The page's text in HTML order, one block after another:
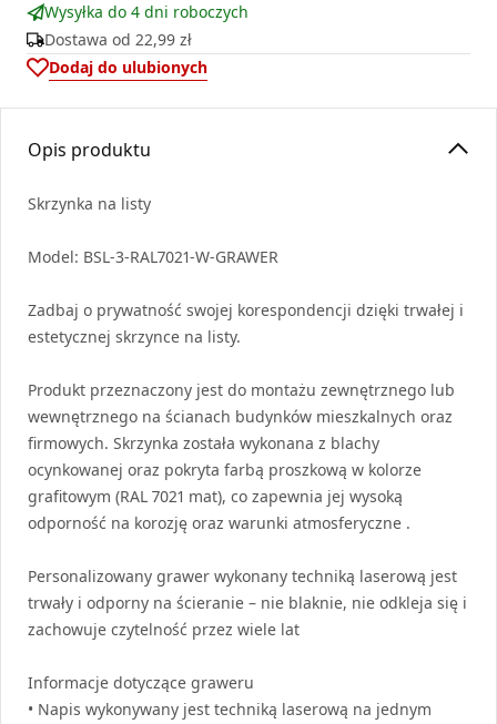
Wysyłka do 4 dni roboczych
Dostawa od 22,99 zł
Dodaj do ulubionych
Opis produktu
Skrzynka na listy
Model: BSL-3-RAL7021-W-GRAWER
Zadbaj o prywatność swojej korespondencji dzięki trwałej i
estetycznej skrzynce na listy.
Produkt przeznaczony jest do montażu zewnętrznego lub
wewnętrznego na ścianach budynków mieszkalnych oraz
firmowych. Skrzynka została wykonana z blachy
ocynkowanej oraz pokryta farbą proszkową w kolorze
grafitowym (RAL 7021 mat), co zapewnia jej wysoką
odporność na korozję oraz warunki atmosferyczne .
Personalizowany grawer wykonany techniką laserową jest
trwały i odporny na ścieranie – nie blaknie, nie odkleja się i
zachowuje czytelność przez wiele lat
Informacje dotyczące graweru
• Napis wykonywany jest techniką laserową na jednym